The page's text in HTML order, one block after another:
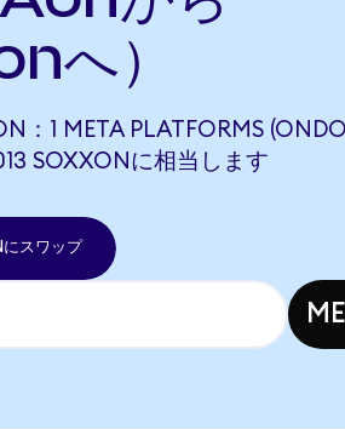
へ）
：1 META PLATFORMS (ONDO
SOXXONに相当します
スワップ